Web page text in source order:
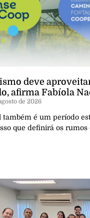
deve
afirma Fabíola
de 2026
também é um período
que definirá os